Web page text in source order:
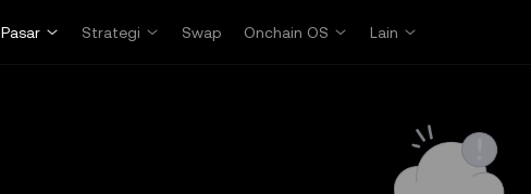
Pasar Strategi Swap Onchain OS Lain